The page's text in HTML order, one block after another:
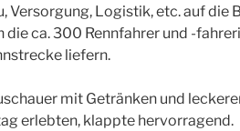
Versorgung, Logistik, etc. auf die
ca. 300 Rennfahrer und -
liefern.
mit Getränken und
erlebten, klappte hervorragend.